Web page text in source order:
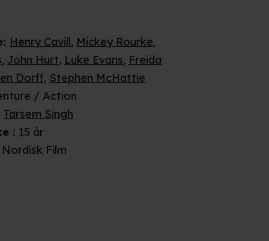
: Henry Cavill, Mickey Rourke,
, John Hurt, Luke Evans, Freida
Dorff, Stephen McHattie
/ Action
Tarsem Singh
: 15 år
Nordisk Film